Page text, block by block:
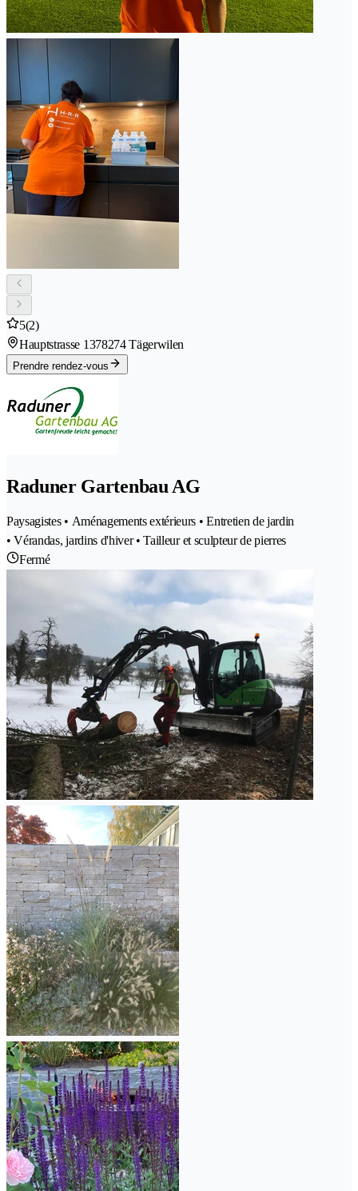
5(2)
Hauptstrasse 1378274 Tägerwilen
Prendre rendez-vous
Raduner Gartenbau AG
Paysagistes • Aménagements extérieurs • Entretien de jardin
• Vérandas, jardins d'hiver • Tailleur et sculpteur de pierres
Fermé